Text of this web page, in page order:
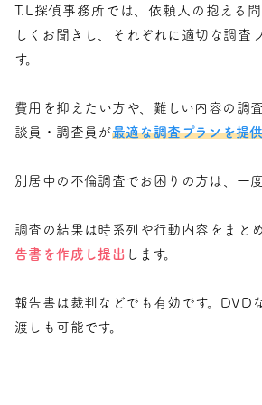
T.L探偵事務所では、依頼人の抱える
しくお聞きし、それぞれに適切な調査
す。
費用を抑えたい方や、難しい内容の調
談員・調査員が最適な調査プランを提
別居中の不倫調査でお困りの方は、一
調査の結果は時系列や行動内容をまとめ
告書を作成し提出 します。
報告書は裁判などでも有効です。DVD
渡しも可能です。